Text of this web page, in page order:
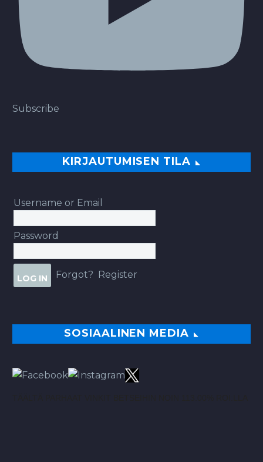
Subscribe
KIRJAUTUMISEN TILA
Username or Email
Password
Forgot? Register
SOSIAALINEN MEDIA